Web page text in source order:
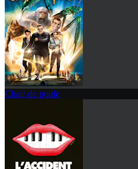
Chair de poule